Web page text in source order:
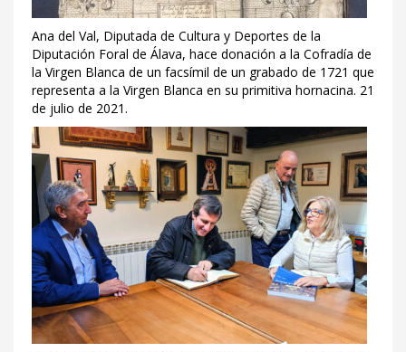
Ana del Val, Diputada de Cultura y Deportes de la
Diputación Foral de Álava, hace donación a la Cofradía de
la Virgen Blanca de un facsímil de un grabado de 1721 que
representa a la Virgen Blanca en su primitiva hornacina. 21
de julio de 2021.